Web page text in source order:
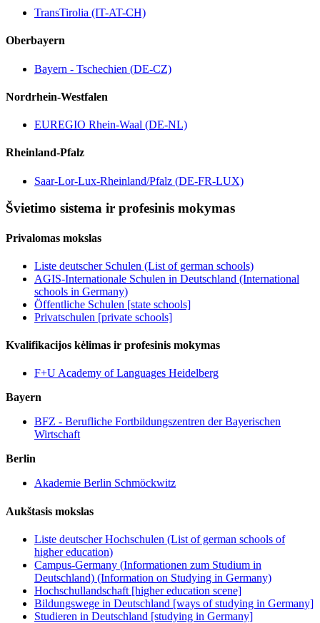
TransTirolia (IT-AT-CH)
Oberbayern
Bayern - Tschechien (DE-CZ)
Nordrhein-Westfalen
EUREGIO Rhein-Waal (DE-NL)
Rheinland-Pfalz
Saar-Lor-Lux-Rheinland/Pfalz (DE-FR-LUX)
Švietimo sistema ir profesinis mokymas
Privalomas mokslas
Liste deutscher Schulen (List of german schools)
AGIS-Internationale Schulen in Deutschland (International
schools in Germany)
Öffentliche Schulen [state schools]
Privatschulen [private schools]
Kvalifikacijos kėlimas ir profesinis mokymas
F+U Academy of Languages Heidelberg
Bayern
BFZ - Berufliche Fortbildungszentren der Bayerischen
Wirtschaft
Berlin
Akademie Berlin Schmöckwitz
Aukštasis mokslas
Liste deutscher Hochschulen (List of german schools of
higher education)
Campus-Germany (Informationen zum Studium in
Deutschland) (Information on Studying in Germany)
Hochschullandschaft [higher education scene]
Bildungswege in Deutschland [ways of studying in Germany]
Studieren in Deutschland [studying in Germany]